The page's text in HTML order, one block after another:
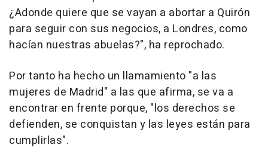
¿Adonde quiere que se vayan a abortar a Quirón
para seguir con sus negocios, a Londres, como
hacían nuestras abuelas?", ha reprochado.
Por tanto ha hecho un llamamiento "a las
mujeres de Madrid" a las que afirma, se va a
encontrar en frente porque, "los derechos se
defienden, se conquistan y las leyes están para
cumplirlas".